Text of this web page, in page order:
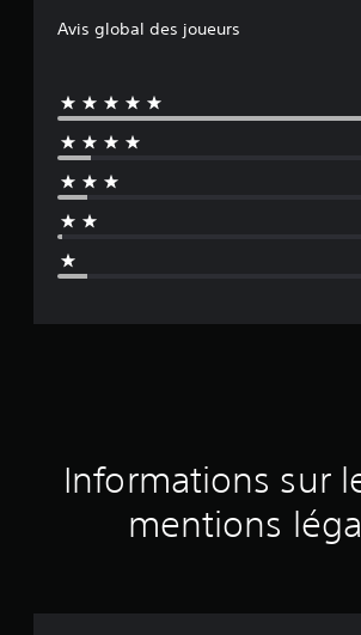
Avis global des joueurs
Informations sur
mentions